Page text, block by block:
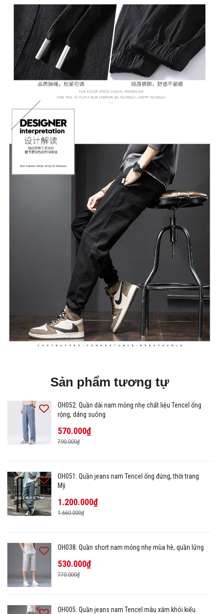
Sản phẩm tương tự
OH052: Quần dài nam mỏng nhẹ chất liệu Tencel ống
rộng, dáng suông
570.000₫
790.000₫
OH051: Quần jeans nam Tencel ống đứng, thời trang
Mỹ
1.200.000₫
1.660.000₫
OH038: Quần short nam mỏng nhẹ mùa hè, quần lửng
530.000₫
770.000₫
OH005: Quần jeans nam Tencel màu xám khói kiểu